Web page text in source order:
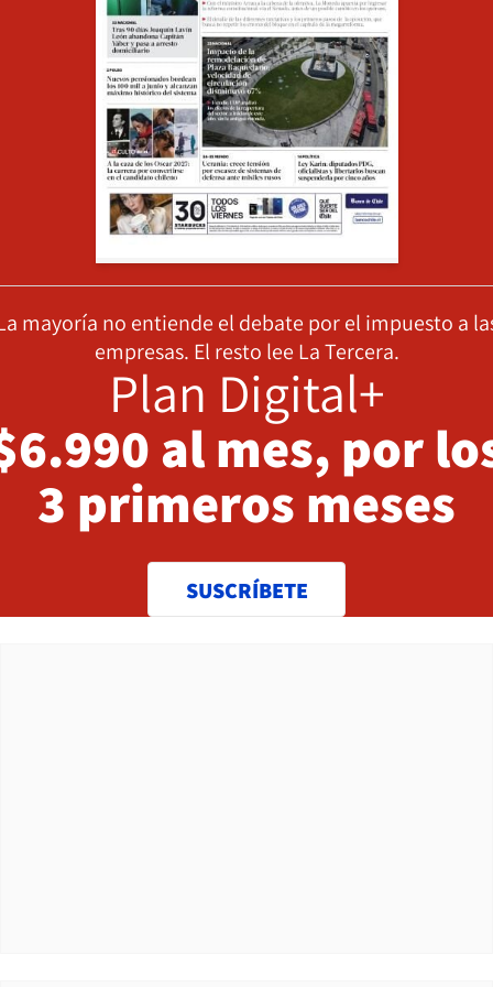
mayoría no entiende el debate por el impuesto a
empresas. El resto lee La Tercera.
Plan Digital+
al mes, por
3 primeros meses
SUSCRÍBETE